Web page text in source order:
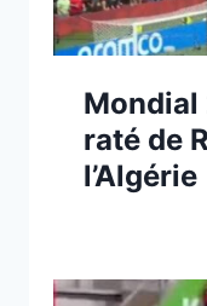
Mondial
raté de
l’Algérie